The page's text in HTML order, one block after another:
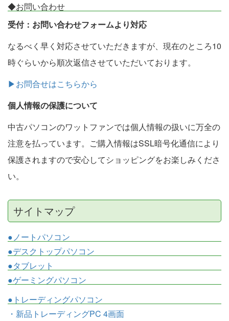
◆お問い合わせ
受付：お問い合わせフォームより対応
なるべく早く対応させていただきますが、現在のところ10
時ぐらいから順次返信させていただいております。
▶お問合せはこちらから
個人情報の保護について
中古パソコンのワットファンでは個人情報の扱いに万全の
注意を払っています。ご購入情報はSSL暗号化通信により
保護されますので安心してショッピングをお楽しみくださ
い。
サイトマップ
●ノートパソコン
●デスクトップパソコン
●タブレット
●ゲーミングパソコン
●トレーディングパソコン
・新品トレーディングPC 4画面